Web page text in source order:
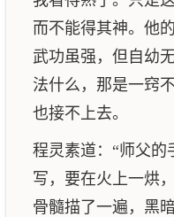
而不能得其神。他
武功虽强，但自幼
法什么，那是一窍
也接不上去。
程灵素道：“师父的
写，要在火上一烘
骨髓描了一遍，黑